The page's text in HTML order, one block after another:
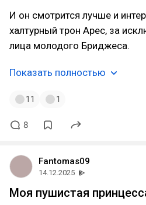
И он смотрится лучше и
халтурный трон Арес, за
лица молодого Бриджеса.
Показать полностью
11 1
8
Fantomas09
14.12.2025
Моя пушистая